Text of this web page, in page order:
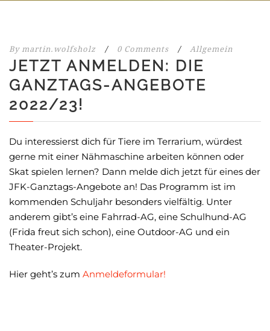
By martin.wolfsholz / 0 Comments / Allgemein
JETZT ANMELDEN: DIE
GANZTAGS-ANGEBOTE
2022/23!
Du interessierst dich für Tiere im Terrarium, würdest
gerne mit einer Nähmaschine arbeiten können oder
Skat spielen lernen? Dann melde dich jetzt für eines der
JFK-Ganztags-Angebote an! Das Programm ist im
kommenden Schuljahr besonders vielfältig. Unter
anderem gibt’s eine Fahrrad-AG, eine Schulhund-AG
(Frida freut sich schon), eine Outdoor-AG und ein
Theater-Projekt.
Hier geht’s zum Anmeldeformular!